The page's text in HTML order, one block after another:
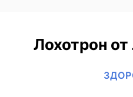
Лохотрон